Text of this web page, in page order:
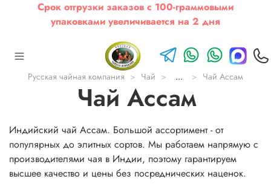
Срок отгрузки заказов с 100-граммовыми
упаковками увеличивается на 2 дня
Русская чайная компания Чай ... Чай Ассам
Чай Ассам
Индийский чай Ассам. Большой ассортимент - от
популярных до элитных сортов. Мы работаем напрямую с
производителями чая в Индии, поэтому гарантируем
высшее качество и цены без посреднических наценок.